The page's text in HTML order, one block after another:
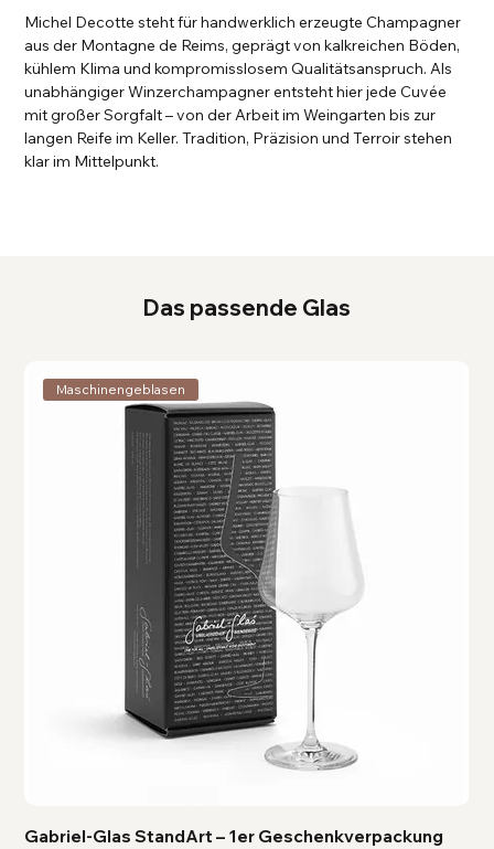
Das passende Glas
Maschinengeblasen
Gabriel-Glas StandArt – 1er Geschenkverpackung
Michel Decotte steht für handwerklich erzeugte Champagner
aus der Montagne de Reims, geprägt von kalkreichen Böden,
kühlem Klima und kompromisslosem Qualitätsanspruch. Als
unabhängiger Winzerchampagner entsteht hier jede Cuvée
mit großer Sorgfalt – von der Arbeit im Weingarten bis zur
langen Reife im Keller. Tradition, Präzision und Terroir stehen
klar im Mittelpunkt.